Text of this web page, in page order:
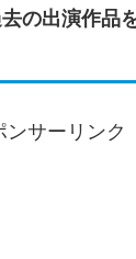
の出演作品
ンサーリンク